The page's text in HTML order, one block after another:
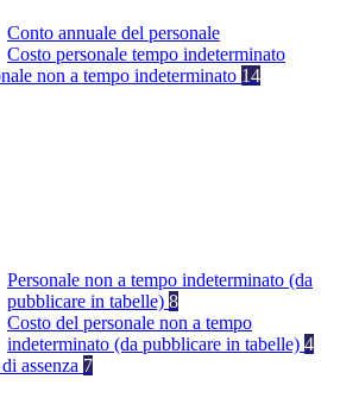
Conto annuale del personale
Costo personale tempo indeterminato
non a tempo indeterminato 14
Personale non a tempo indeterminato (da
pubblicare in tabelle) 8
Costo del personale non a tempo
indeterminato (da pubblicare in tabelle) 4
assenza 7